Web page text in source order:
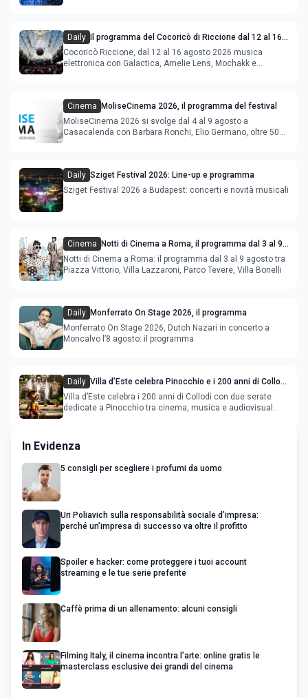
Daily Il programma del Cocoricò di Riccione dal 12 al 16
agosto 2026
Cocoricò Riccione, dal 12 al 16 agosto 2026 musica
elettronica con Galactica, Amelie Lens, Mochakk e
Cinema MoliseCinema 2026, il programma del festival
MoliseCinema 2026 si svolge dal 4 al 9 agosto a
Casacalenda con Barbara Ronchi, Elio Germano, oltre 50
Daily Sziget Festival 2026: Line-up e programma
Sziget Festival 2026 a Budapest: concerti e novità musicali
Cinema Notti di Cinema a Roma, il programma dal 3 al 9
Notti di Cinema a Roma: il programma dal 3 al 9 agosto tra
Piazza Vittorio, Villa Lazzaroni, Parco Tevere, Villa Bonelli
Daily Monferrato On Stage 2026, il programma
Monferrato On Stage 2026, Dutch Nazari in concerto a
Moncalvo l’8 agosto: il programma
Daily Villa d’Este celebra Pinocchio e i 200 anni di Collodi
con cinema, musica e audiovisual mapping
Villa d’Este celebra i 200 anni di Collodi con due serate
dedicate a Pinocchio tra cinema, musica e audiovisual
In Evidenza
5 consigli per scegliere i profumi da uomo
Uri Poliavich sulla responsabilità sociale d’impresa:
perché un’impresa di successo va oltre il profitto
Spoiler e hacker: come proteggere i tuoi account
streaming e le tue serie preferite
Caffè prima di un allenamento: alcuni consigli
Filming Italy, il cinema incontra l’arte: online gratis le
masterclass esclusive dei grandi del cinema